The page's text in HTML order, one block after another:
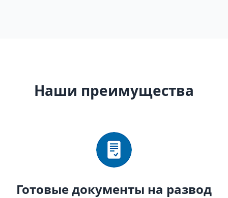
Наши преимущества
Готовые документы на развод